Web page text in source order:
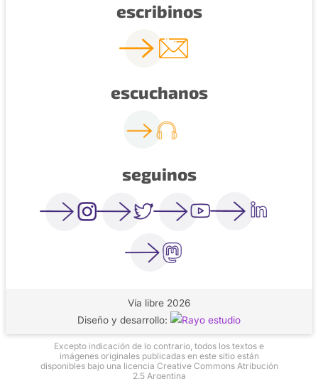
escribinos
escuchanos
seguinos
Vía libre 2026
Diseño y desarrollo:
Excepto indicación de lo contrario, todos los textos e
imágenes originales publicadas en este sitio están
disponibles bajo una licencia Creative Commons Atribución
2.5 Argentina